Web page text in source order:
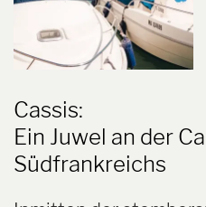
Cassis:
Ein Juwel an der
Südfrankreichs